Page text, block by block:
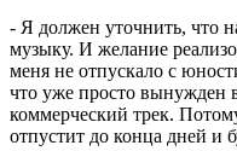
- Я должен уточнить, что
музыку. И желание
меня не отпускало с
что уже просто вынужден
коммерческий трек.
отпустит до конца дней и